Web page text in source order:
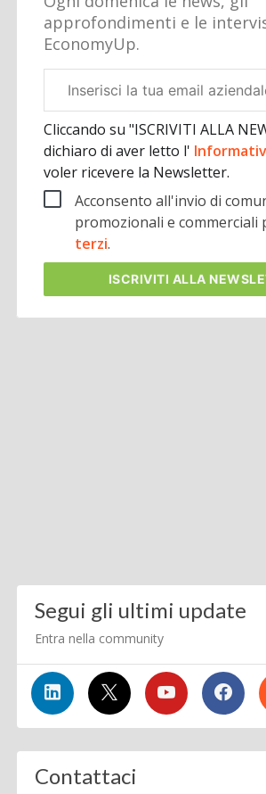
approfondimenti e le
EconomyUp.
aziendale
Cliccando su "ISCRIVITI ALLA
dichiaro di aver letto l'
voler ricevere la Newsletter.
Acconsento all'invio di
promozionali e commerciali
terzi.
ISCRIVITI ALLA
Segui gli ultimi update
Entra nella community
Contattaci